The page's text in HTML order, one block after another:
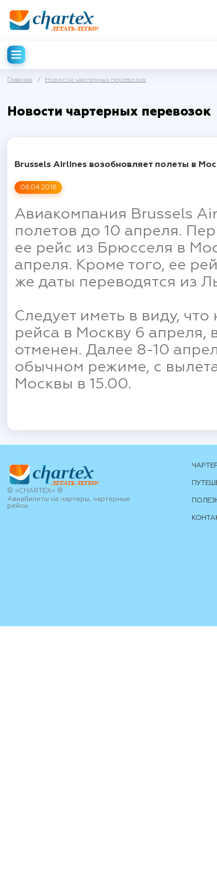
Главная / Новости чартерных перевозок
Новости чартерных перевозок
06.04.2016
Brussels Airlines возобновляет полеты в
Авиакомпания Brussels
полетов до 10 апреля.
ее рейс из Брюсселя в
апреля. Кроме того, ее
же даты переводятся из
Следует иметь в виду,
рейса в Москву 6 апреля,
отменен. Далее 8-10
обычном режиме, с
Москвы в 15.00.
© «CHARTEX» ®
Авиабилеты на чартеры, чартерные
рейсы